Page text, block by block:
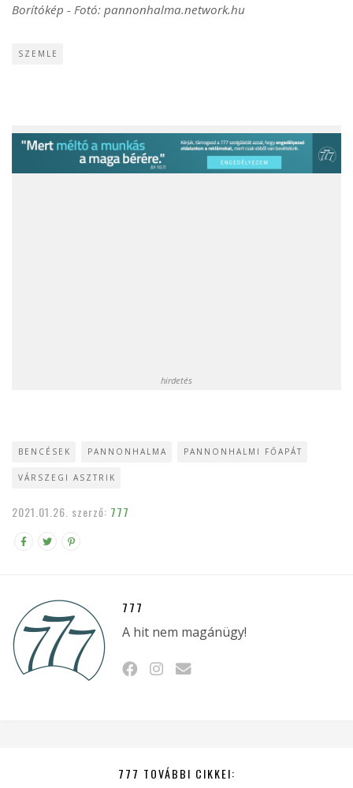
Borítókép - Fotó: pannonhalma.network.hu
SZEMLE
hirdetés
BENCÉSEK PANNONHALMA PANNONHALMI FŐAPÁT
VÁRSZEGI ASZTRIK
2021.01.26. szerző: 777
777
A hit nem magánügy!
777 TOVÁBBI CIKKEI: